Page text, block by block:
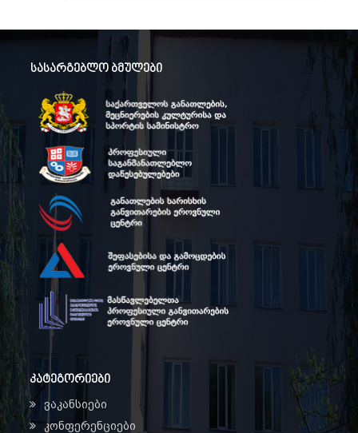
სასარგებლო ბმულები
კატეგორიები
ვაკანსიები
კონფერენციები